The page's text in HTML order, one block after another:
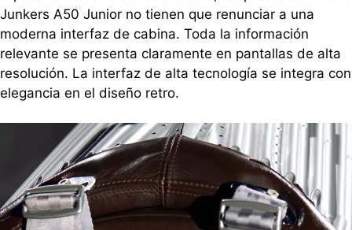
Junkers A50 Junior no tienen que renunciar a una
moderna interfaz de cabina. Toda la información
relevante se presenta claramente en pantallas de alta
resolución. La interfaz de alta tecnología se integra con
elegancia en el diseño retro.